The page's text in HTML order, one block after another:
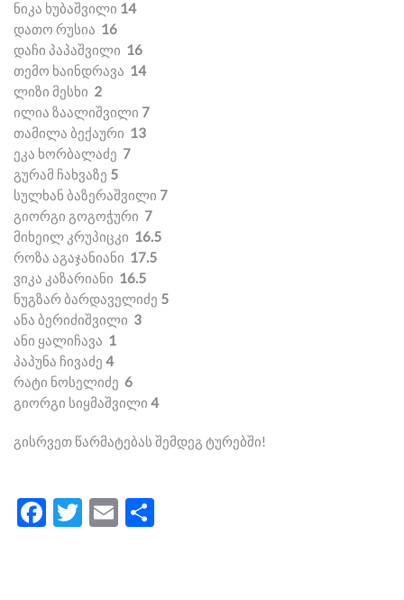
ნიკა ხუბაშვილი 14
დათო რუსია 16
დაჩი პაპაშვილი 16
თემო ხაინდრავა 14
ლიზი მესხი 2
ილია ზაალიშვილი 7
თამილა ბექაური 13
ეკა ხორბალაძე 7
გურამ ჩახვაზე 5
სულხან ბაზერაშვილი 7
გიორგი გოგოჭური 7
მიხეილ კრუპიცკი 16.5
როზა აგაჯანიანი 17.5
ვიკა კაზარიანი 16.5
ნუგზარ ბარდაველიძე 5
ანა ბერიძიშვილი 3
ანი ყალიჩავა 1
პაპუნა ჩივაძე 4
რატი ნოსელიძე 6
გიორგი სიყმაშვილი 4
გისრვეთ წარმატებას შემდეგ ტურებში!
Facebook
Twitter
Email